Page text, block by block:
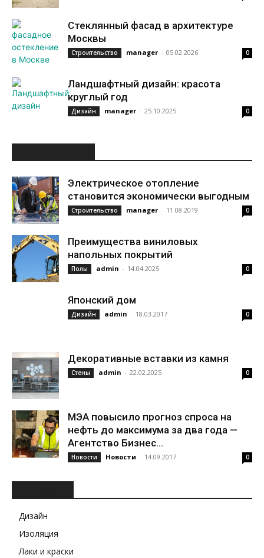
Стеклянный фасад в архитектуре
Москвы
Строительство manager - 05.02.2026 0
Ландшафтный дизайн: красота
круглый год
Дизайн manager - 25.10.2025 0
Электрическое отопление
становится экономически выгодным
Строительство manager - 11.08.2019 0
Преимущества виниловых
напольных покрытий
Полы admin - 14.04.2025 0
Японский дом
Дизайн admin - 18.03.2017 0
Декоративные вставки из камня
Стены admin - 22.02.2025 0
МЭА повысило прогноз спроса на
нефть до максимума за два года —
Агентство Бизнес...
Новости Новости - 14.09.2017 0
Дизайн
Изоляция
Лаки и краски